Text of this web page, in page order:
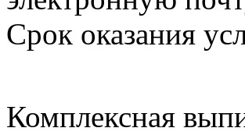
Срок оказания
Комплексная